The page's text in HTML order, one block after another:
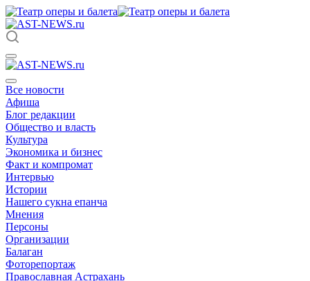
Все новости
Афиша
Блог редакции
Общество и власть
Культура
Экономика и бизнес
Факт и компромат
Интервью
Истории
Нашего сукна епанча
Мнения
Персоны
Организации
Балаган
Фоторепортаж
Православная Астрахань